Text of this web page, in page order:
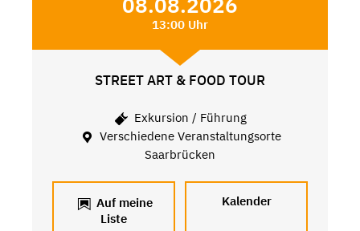
08.08.2026
13:00 Uhr
STREET ART & FOOD TOUR
Exkursion / Führung
Verschiedene Veranstaltungsorte
Saarbrücken
Auf meine
Liste
Kalender